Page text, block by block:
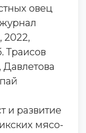
овец
2022,
Траисов
и развитие
мясо-